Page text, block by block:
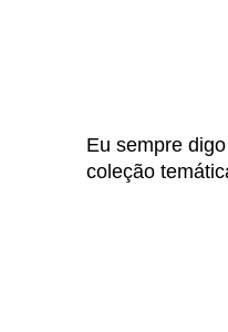
Eu sempre
coleção